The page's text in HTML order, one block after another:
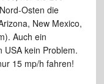
Osten die
New Mexico,
Auch ein
USA kein Problem.
15 mp/h fahren!